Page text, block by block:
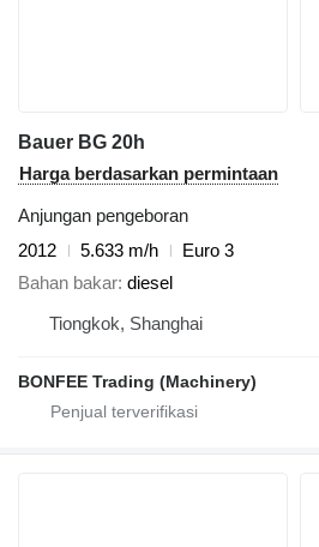
Bauer BG 20h
Harga berdasarkan permintaan
Anjungan pengeboran
2012
5.633 m/h
Euro 3
Bahan bakar diesel
Tiongkok, Shanghai
BONFEE Trading (Machinery)